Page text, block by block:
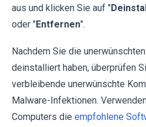
aus und klicken Sie auf "
oder "Entfernen".
Nachdem Sie die
deinstalliert haben, überprüfen
verbleibende unerwünschte
Malware-Infektionen.
Computers die empfohlene